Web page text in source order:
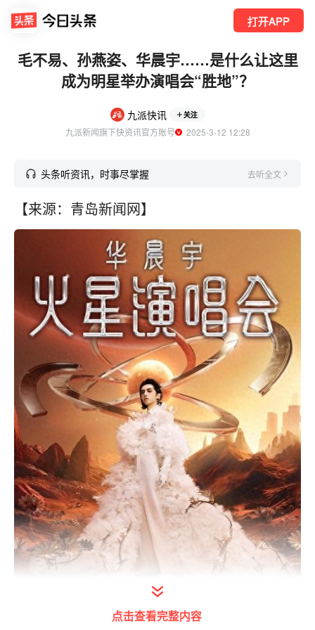
打开APP
毛不易、孙燕姿、华晨宇……是什么让这里
成为明星举办演唱会“胜地”？
九派快讯 关注
九派新闻旗下快资讯官方账号
  2025-3-12 12:28
头条听资讯，时事尽掌握 去听全文
【来源：青岛新闻网】
青岛新闻网3月12日讯（记者 任俊峰）继毛不
点击查看完整内容